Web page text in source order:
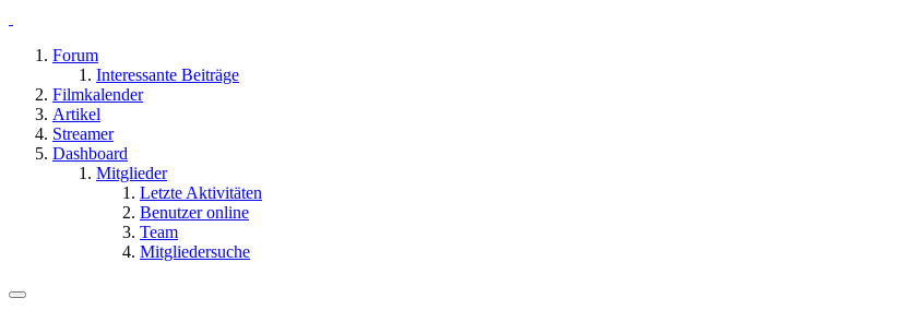
Forum
Interessante Beiträge
Filmkalender
Artikel
Streamer
Dashboard
Mitglieder
Letzte Aktivitäten
Benutzer online
Team
Mitgliedersuche